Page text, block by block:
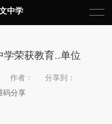
中学
学荣获教育..单位
作者：
分享到：
码分享